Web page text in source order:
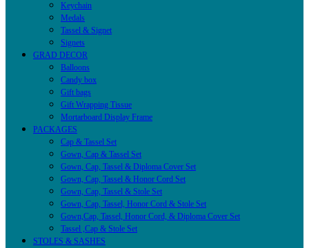
Keychain
Medals
Tassel & Signet
Signets
GRAD DECOR
Balloons
Candy box
Gift bags
Gift Wrapping Tissue
Mortarboard Display Frame
PACKAGES
Cap & Tassel Set
Gown, Cap & Tassel Set
Gown, Cap, Tassel & Diploma Cover Set
Gown, Cap, Tassel & Honor Cord Set
Gown, Cap, Tassel & Stole Set
Gown, Cap, Tassel, Honor Cord & Stole Set
Gown,Cap, Tassel, Honor Cord, & Diploma Cover Set
Tassel ,Cap & Stole Set
STOLES & SASHES